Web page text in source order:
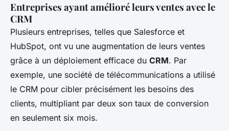
Entreprises ayant amélioré leurs ventes avec le
CRM
Plusieurs entreprises, telles que Salesforce et
HubSpot, ont vu une augmentation de leurs ventes
grâce à un déploiement efficace du CRM. Par
exemple, une société de télécommunications a utilisé
le CRM pour cibler précisément les besoins des
clients, multipliant par deux son taux de conversion
en seulement six mois.